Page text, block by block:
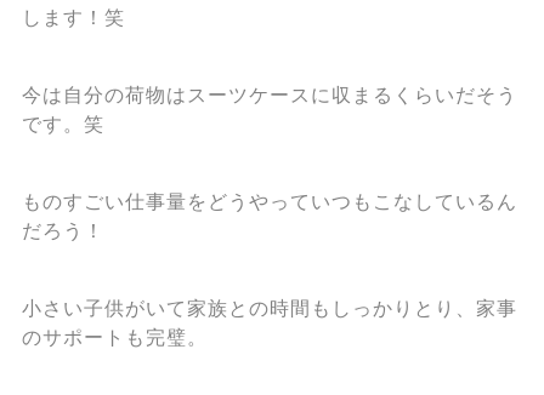
します！笑
今は自分の荷物はスーツケースに収まるくらいだそう
です。笑
ものすごい仕事量をどうやっていつもこなしているん
だろう！
小さい子供がいて家族との時間もしっかりとり、家事
のサポートも完璧。